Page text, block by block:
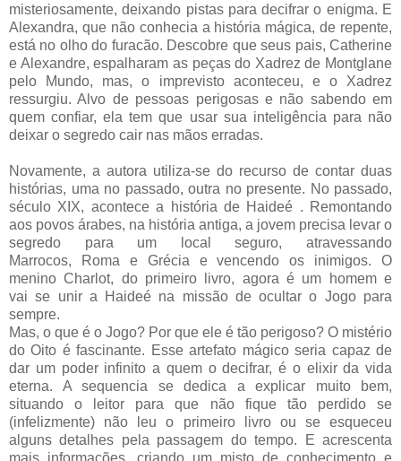
misteriosamente, deixando pistas para decifrar o enigma. E
Alexandra, que não conhecia a história mágica, de repente,
está no olho do furacão. Descobre que seus pais, Catherine
e Alexandre, espalharam as peças do Xadrez de Montglane
pelo Mundo, mas, o imprevisto aconteceu, e o Xadrez
ressurgiu. Alvo de pessoas perigosas e não sabendo em
quem confiar, ela tem que usar sua inteligência para não
deixar o segredo cair nas mãos erradas.
Novamente, a autora utiliza-se do recurso de contar duas
histórias, uma no passado, outra no presente. No passado,
século XIX, acontece a história de Haideé . Remontando
aos povos árabes, na história antiga, a jovem precisa levar o
segredo para um local seguro, atravessando
Marrocos, Roma e Grécia e vencendo os inimigos. O
menino Charlot, do primeiro livro, agora é um homem e
vai se unir a Haideé na missão de ocultar o Jogo para
sempre.
Mas, o que é o Jogo? Por que ele é tão perigoso? O mistério
do Oito é fascinante. Esse artefato mágico seria capaz de
dar um poder infinito a quem o decifrar, é o elixir da vida
eterna. A sequencia se dedica a explicar muito bem,
situando o leitor para que não fique tão perdido se
(infelizmente) não leu o primeiro livro ou se esqueceu
alguns detalhes pela passagem do tempo. E acrescenta
mais informações, criando um misto de conhecimento e